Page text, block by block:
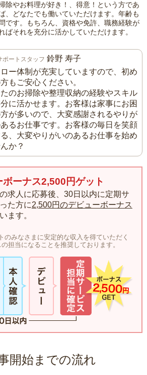
除やお料理が好き！、得意！という方であ
、どなたでも働いていただけます。年齢も
です。もちろん、資格や免許、職務経験が
ばそれを充分に活かしていただけます。
ポートスタッフ 鈴野 寿子
ー体制が充実していますので、初め
もご安心ください。
のお掃除や整理収納の経験やスキル
に活かせます。お客様は家事にお困
方が多いので、大変感謝されるやりが
るお仕事です。お客様の毎日を笑顔
、大変やりがいのあるお仕事を始め
か？
ボーナス2,500円ゲット
求人に応募後、30日以内に定期サ
た方に2,500円のデビューボーナス
ます。
のみなさまに安定的な収入を得ていただく
担当になることを推奨しております。
開始までの流れ